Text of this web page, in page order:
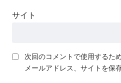
サイト
次回のコメントで使用するた
メールアドレス、サイトを保存